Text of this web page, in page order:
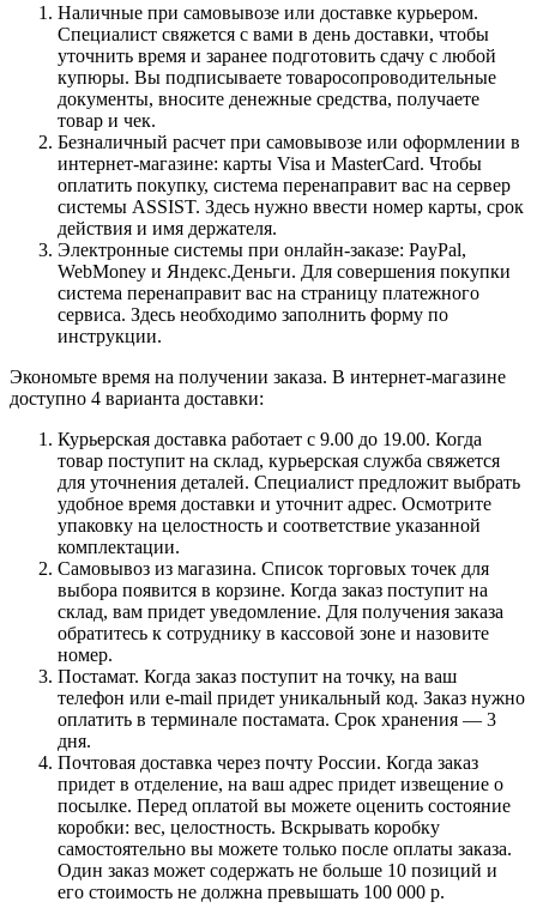
Наличные при самовывозе или доставке курьером.
Специалист свяжется с вами в день доставки, чтобы
уточнить время и заранее подготовить сдачу с любой
купюры. Вы подписываете товаросопроводительные
документы, вносите денежные средства, получаете
товар и чек.
Безналичный расчет при самовывозе или оформлении в
интернет-магазине: карты Visa и MasterCard. Чтобы
оплатить покупку, система перенаправит вас на сервер
системы ASSIST. Здесь нужно ввести номер карты, срок
действия и имя держателя.
Электронные системы при онлайн-заказе: PayPal,
WebMoney и Яндекс.Деньги. Для совершения покупки
система перенаправит вас на страницу платежного
сервиса. Здесь необходимо заполнить форму по
инструкции.
Экономьте время на получении заказа. В интернет-магазине
доступно 4 варианта доставки:
Курьерская доставка работает с 9.00 до 19.00. Когда
товар поступит на склад, курьерская служба свяжется
для уточнения деталей. Специалист предложит выбрать
удобное время доставки и уточнит адрес. Осмотрите
упаковку на целостность и соответствие указанной
комплектации.
Самовывоз из магазина. Список торговых точек для
выбора появится в корзине. Когда заказ поступит на
склад, вам придет уведомление. Для получения заказа
обратитесь к сотруднику в кассовой зоне и назовите
номер.
Постамат. Когда заказ поступит на точку, на ваш
телефон или e-mail придет уникальный код. Заказ нужно
оплатить в терминале постамата. Срок хранения — 3
дня.
Почтовая доставка через почту России. Когда заказ
придет в отделение, на ваш адрес придет извещение о
посылке. Перед оплатой вы можете оценить состояние
коробки: вес, целостность. Вскрывать коробку
самостоятельно вы можете только после оплаты заказа.
Один заказ может содержать не больше 10 позиций и
его стоимость не должна превышать 100 000 р.